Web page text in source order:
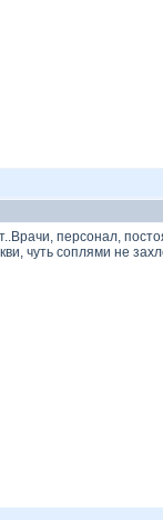
персонал,
чуть соплями не